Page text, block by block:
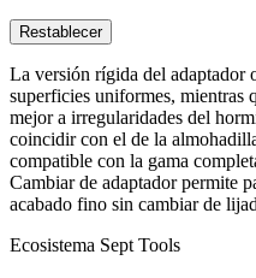
Restablecer
La versión rígida del adaptador
superficies uniformes, mientras
mejor a irregularidades del
coincidir con el de la
compatible con la gama
Cambiar de adaptador permite
acabado fino sin cambiar de
Ecosistema Sept Tools